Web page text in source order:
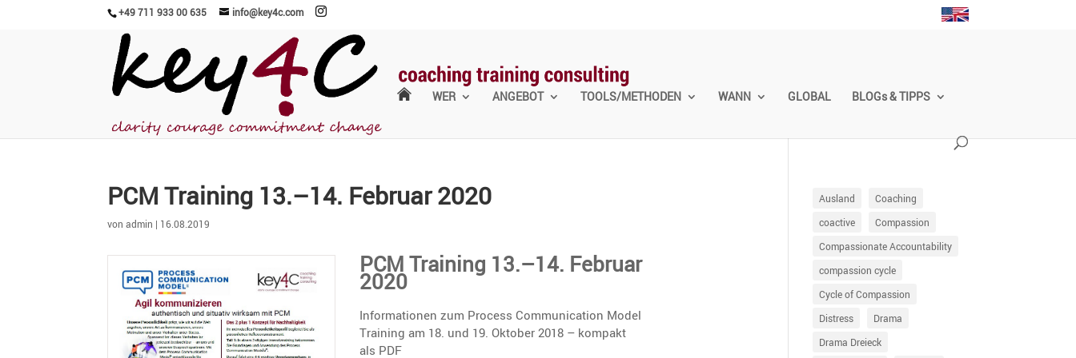
+49 711 933 00 635 info@key4c.com
WER ANGEBOT TOOLS/METHODEN WANN GLOBAL BLOGs & TIPPS
PCM Training 13.–14. Februar 2020
vonadmin | 16.08.2019
PCM Training 13.–14. Februar
2020
Infor­ma­tionen zum Process Commu­ni­ca­tion Model
Training am 18. und 19. Oktober 2018 – kompakt
als PDF
Ausland
Coaching
coactive
Compassion
Compassionate Accountability
compassion cycle
Cycle of Compassion
Distress
Drama
Drama Dreieck